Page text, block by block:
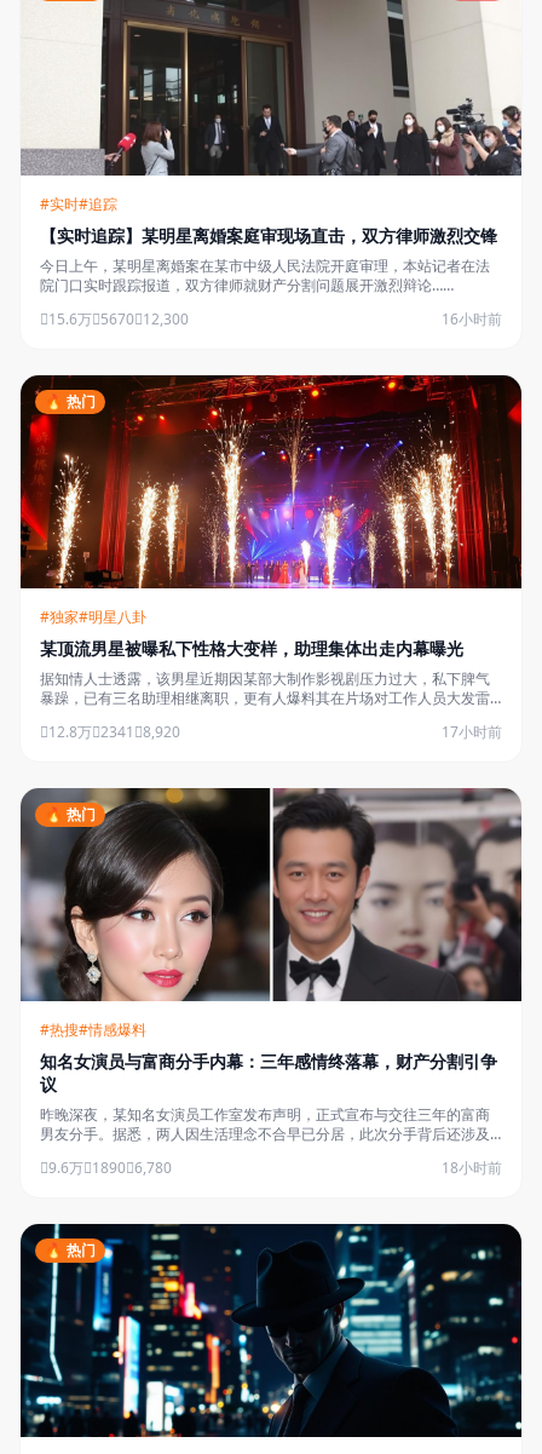
#实时#追踪
【实时追踪】某明星离婚案庭审现场直击，双方律师激烈交锋
今日上午，某明星离婚案在某市中级人民法院开庭审理，本站记者在法
院门口实时跟踪报道，双方律师就财产分割问题展开激烈辩论……
15.6万 5670 12,300 16小时前
🔥 热门
#独家#明星八卦
某顶流男星被曝私下性格大变样，助理集体出走内幕曝光
据知情人士透露，该男星近期因某部大制作影视剧压力过大，私下脾气
暴躁，已有三名助理相继离职，更有人爆料其在片场对工作人员大发雷
12.8万 2341 8,920 17小时前
🔥 热门
#热搜#情感爆料
知名女演员与富商分手内幕：三年感情终落幕，财产分割引争
议
昨晚深夜，某知名女演员工作室发布声明，正式宣布与交往三年的富商
男友分手。据悉，两人因生活理念不合早已分居，此次分手背后还涉及
9.6万 1890 6,780 18小时前
🔥 热门